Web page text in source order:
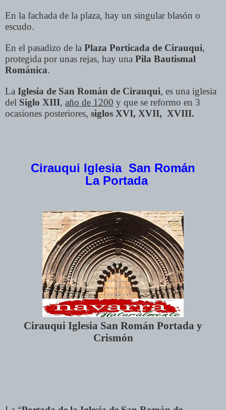
En la fachada de la plaza, hay un singular blasón o
escudo.
En el pasadizo de la Plaza Porticada de Cirauqui,
protegida por unas rejas, hay una Pila Bautismal
Románica.
La Iglesia de San Román de Cirauqui, es una iglesia
del Siglo XIII, año de 1200 y que se reformo en 3
ocasiones posteriores, siglos XVI, XVII, XVIII.
Cirauqui Iglesia San Román
La Portada
Cirauqui Iglesia San Román Portada y
Crismón